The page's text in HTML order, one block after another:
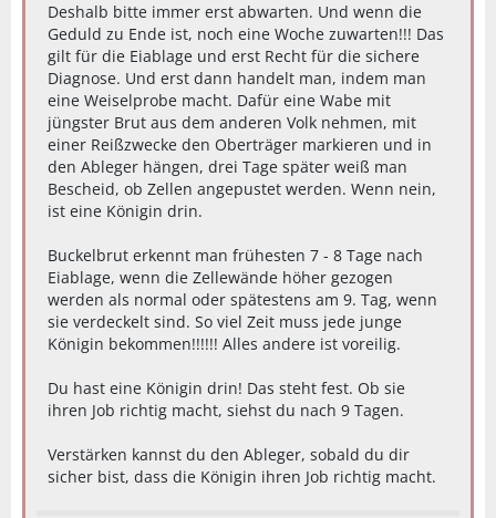
Deshalb bitte immer erst abwarten. Und wenn die
Geduld zu Ende ist, noch eine Woche zuwarten!!! Das
gilt für die Eiablage und erst Recht für die sichere
Diagnose. Und erst dann handelt man, indem man
eine Weiselprobe macht. Dafür eine Wabe mit
jüngster Brut aus dem anderen Volk nehmen, mit
einer Reißzwecke den Oberträger markieren und in
den Ableger hängen, drei Tage später weiß man
Bescheid, ob Zellen angepustet werden. Wenn nein,
ist eine Königin drin.
Buckelbrut erkennt man frühesten 7 - 8 Tage nach
Eiablage, wenn die Zellewände höher gezogen
werden als normal oder spätestens am 9. Tag, wenn
sie verdeckelt sind. So viel Zeit muss jede junge
Königin bekommen!!!!!! Alles andere ist voreilig.
Du hast eine Königin drin! Das steht fest. Ob sie
ihren Job richtig macht, siehst du nach 9 Tagen.
Verstärken kannst du den Ableger, sobald du dir
sicher bist, dass die Königin ihren Job richtig macht.